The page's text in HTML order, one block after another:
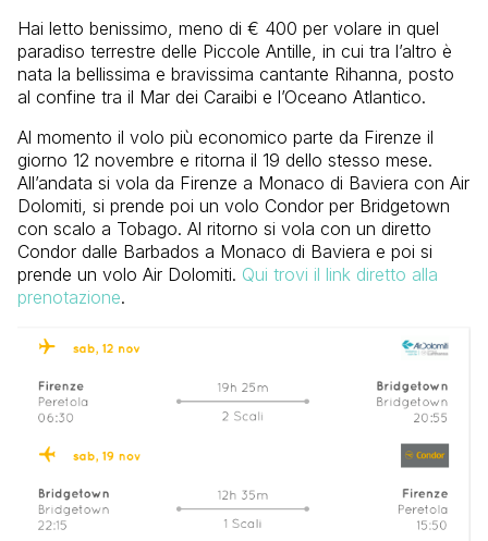
Hai letto benissimo, meno di € 400 per volare in quel
paradiso terrestre delle Piccole Antille, in cui tra l’altro è
nata la bellissima e bravissima cantante Rihanna, posto
al confine tra il Mar dei Caraibi e l’Oceano Atlantico.
Al momento il volo più economico parte da Firenze il
giorno 12 novembre e ritorna il 19 dello stesso mese.
All’andata si vola da Firenze a Monaco di Baviera con Air
Dolomiti, si prende poi un volo Condor per Bridgetown
con scalo a Tobago. Al ritorno si vola con un diretto
Condor dalle Barbados a Monaco di Baviera e poi si
prende un volo Air Dolomiti. Qui trovi il link diretto alla
prenotazione.